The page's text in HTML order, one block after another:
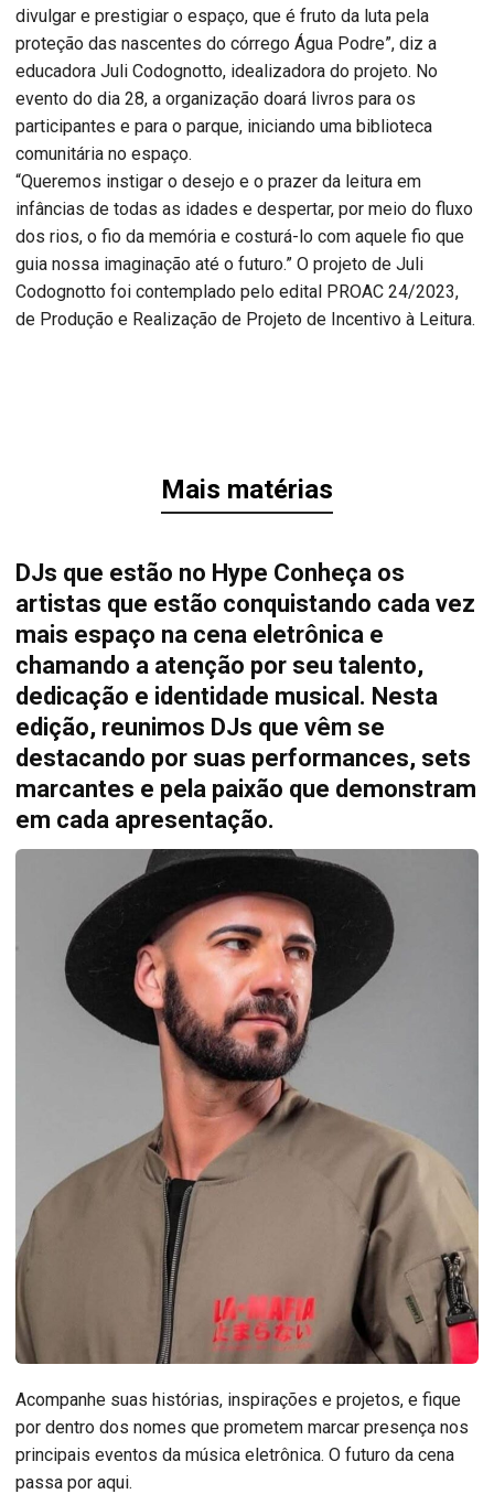
divulgar e prestigiar o espaço, que é fruto da luta pela
proteção das nascentes do córrego Água Podre”, diz a
educadora Juli Codognotto, idealizadora do projeto. No
evento do dia 28, a organização doará livros para os
participantes e para o parque, iniciando uma biblioteca
comunitária no espaço.
“Queremos instigar o desejo e o prazer da leitura em
infâncias de todas as idades e despertar, por meio do fluxo
dos rios, o fio da memória e costurá-lo com aquele fio que
guia nossa imaginação até o futuro.” O projeto de Juli
Codognotto foi contemplado pelo edital PROAC 24/2023,
de Produção e Realização de Projeto de Incentivo à Leitura.
Mais matérias
DJs que estão no Hype Conheça os
artistas que estão conquistando cada vez
mais espaço na cena eletrônica e
chamando a atenção por seu talento,
dedicação e identidade musical. Nesta
edição, reunimos DJs que vêm se
destacando por suas performances, sets
marcantes e pela paixão que demonstram
em cada apresentação.
Acompanhe suas histórias, inspirações e projetos, e fique
por dentro dos nomes que prometem marcar presença nos
principais eventos da música eletrônica. O futuro da cena
passa por aqui.